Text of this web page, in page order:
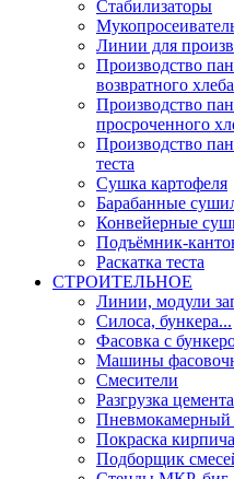
Стабилизаторы
Линии для
Производство
возвратного хлеба
Производство
просроченного
Производство
теста
Сушка картофеля
Барабанные
Конвейерные
Подъёмник-
Раскатка теста
СТРОИТЕЛЬНОЕ
Линии, модули
Силоса, бункера...
Фасовка с
Машины
Смесители
Разгрузка цемента
Пневмокамерный
Покраска кирпича
Подборщик